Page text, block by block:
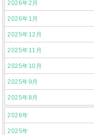
2026年2月
2026年1月
2025年12月
2025年11月
2025年10月
2025年9月
2025年8月
2026年
2025年